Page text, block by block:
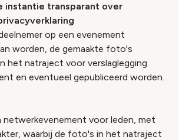
instantie transparant over
op een evenement
worden, de gemaakte foto's
het natraject voor verslaglegging
en eventueel gepubliceerd worden.
netwerkevenement voor leden, met
waarbij de foto's in het natraject